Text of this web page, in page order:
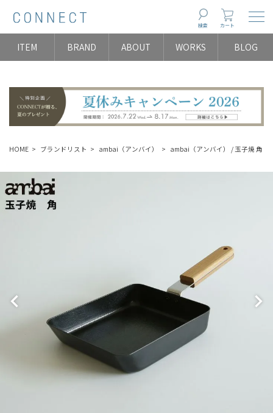
検索 カート
ITEM BRAND ABOUT WORKS BLOG
HOME ブランドリスト ambai（アンバイ） ambai（アンバイ） / 玉子焼 角 /